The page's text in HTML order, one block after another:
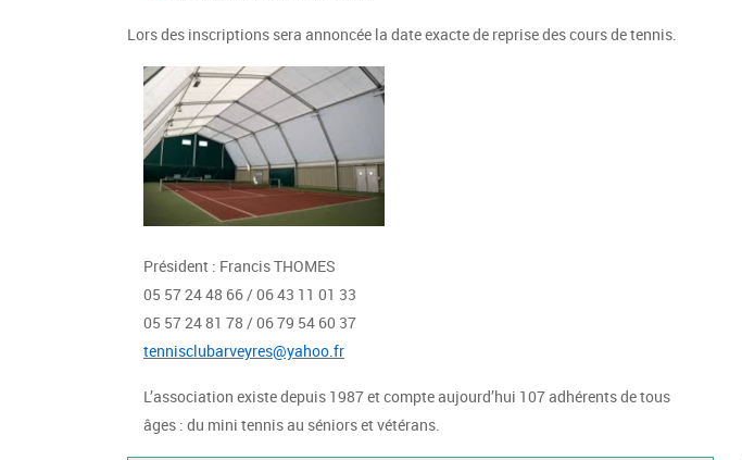
Lors des inscriptions sera annoncée la date exacte de reprise des cours de tennis.
Président : Francis THOMES
05 57 24 48 66 / 06 43 11 01 33
05 57 24 81 78 / 06 79 54 60 37
tennisclubarveyres@yahoo.fr
L’association existe depuis 1987 et compte aujourd’hui 107 adhérents de tous
âges : du mini tennis au séniors et vétérans.